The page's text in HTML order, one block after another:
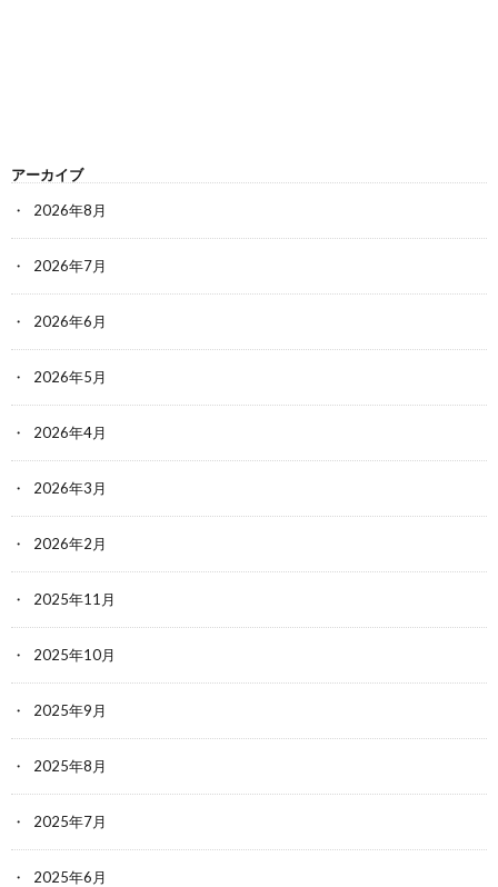
アーカイブ
2026年8月
2026年7月
2026年6月
2026年5月
2026年4月
2026年3月
2026年2月
2025年11月
2025年10月
2025年9月
2025年8月
2025年7月
2025年6月